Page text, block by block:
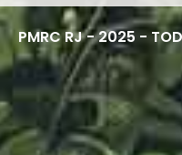
PMRC RJ - 2025 -